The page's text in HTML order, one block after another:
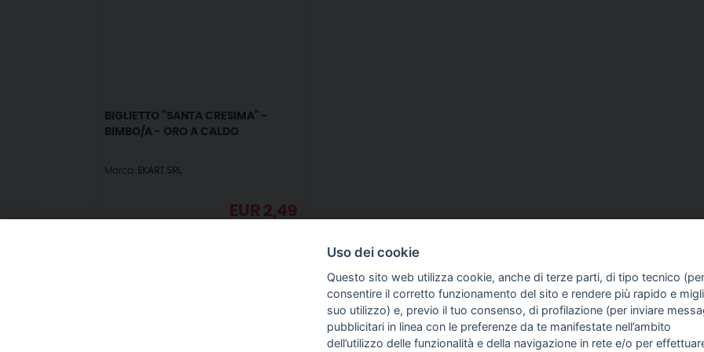
BIGLIETTO ”SANTA CRESIMA” -
BIMBO/A - ORO A CALDO
Marca: EKART SRL
EUR 2,49
INFO SULL'AZIENDA GUIDA AGLI ACQUISTI
Uso dei cookie
Questo sito web utilizza cookie, anche di terze parti, di tipo tecnico (per
consentire il corretto funzionamento del sito e rendere più rapido e
suo utilizzo) e, previo il tuo consenso, di profilazione (per inviare
pubblicitari in linea con le preferenze da te manifestate nell’ambito
dell’utilizzo delle funzionalità e della navigazione in rete e/o per